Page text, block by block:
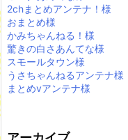
2chまとめアンテナ！様
おまとめ様
かみちゃんねる！様
驚きの白さあんてな様
スモールタウン様
うさちゃんねるアンテナ様
まとめvアンテナ様